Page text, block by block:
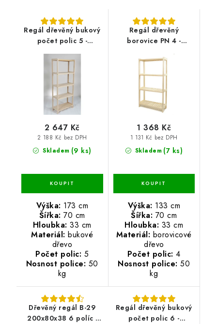
Regál dřevěný bukový
počet polic 5 -
Skladem (9 ks)
2 188 Kč bez DPH
2 647 Kč
Výška: 173 cm
Šířka:70 cm
Hloubka: 33 cm
Materiál: bukové
dřevo
Počet polic: 5
Nosnost police: 50
kg
Regál dřevěný
borovice PN 4 -
Skladem (7 ks)
1 131 Kč bez DPH
1 368 Kč
Výška: 133 cm
Šířka: 70 cm
Hloubka: 33 cm
Materiál: borovicové
dřevo
Počet polic: 4
Nosnost police: 50
kg
Dřevěný regál B-29
200x80x38 6 políc -
Regál dřevěný bukový
počet polic 6 -